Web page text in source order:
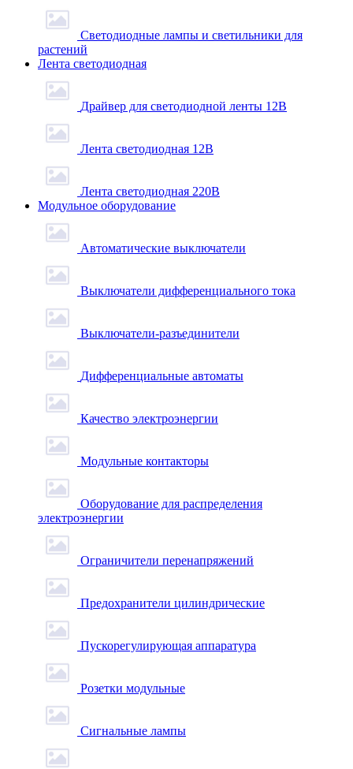
Светодиодные лампы и светильники для
растений
Лента светодиодная
Драйвер для светодиодной ленты 12В
Лента светодиодная 12В
Лента светодиодная 220В
Модульное оборудование
Автоматические выключатели
Выключатели дифференциального тока
Выключатели-разъединители
Дифференциальные автоматы
Качество электроэнергии
Модульные контакторы
Оборудование для распределения
электроэнергии
Ограничители перенапряжений
Предохранители цилиндрические
Пускорегулирующая аппаратура
Розетки модульные
Сигнальные лампы